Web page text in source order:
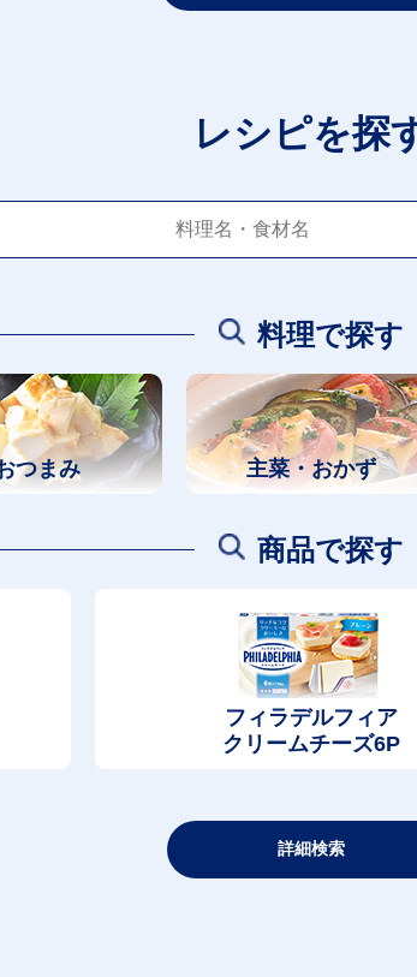
レシピを探
料理で探す
つまみ 主菜・おかず
商品で探す
フィラデルフィア
クリームチーズ6P
詳細検索